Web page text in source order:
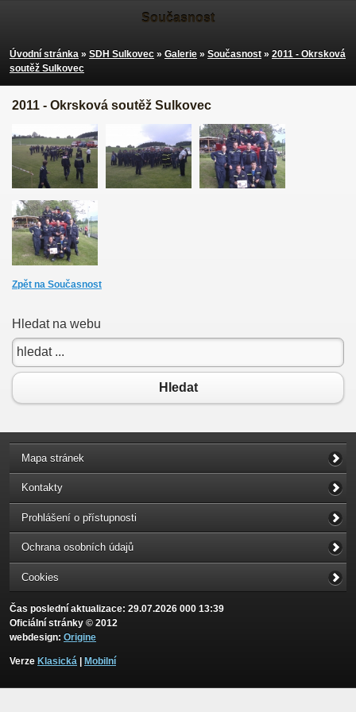
Současnost
Úvodní stránka » SDH Sulkovec » Galerie » Současnost » 2011 - Okrsková
soutěž Sulkovec
2011 - Okrsková soutěž Sulkovec
Zpět na Současnost
Hledat na webu
Hledat
Mapa stránek
Kontakty
Prohlášení o přístupnosti
Ochrana osobních údajů
Cookies
Čas poslední aktualizace: 29.07.2026 000 13:39
Oficiální stránky © 2012
webdesign: Origine
Verze Klasická Mobilní